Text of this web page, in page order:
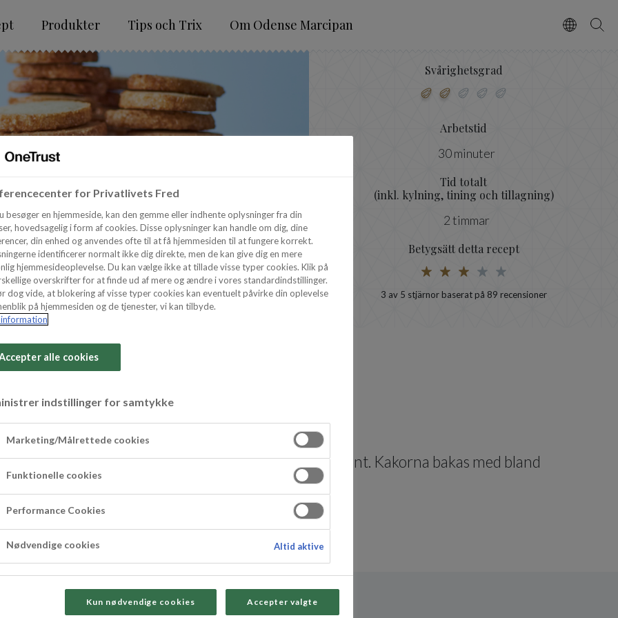
Produkter Tips och Trix Om Odense Marcipan VælgSøg
Svårighetsgrad
Arbetstid
30 minuter
Tid totalt
(inkl. kylning, tining och tillagning)
2 timmar
Betygsätt detta recept
3 av 5 stjärnor baserat på 89 recensioner
passar att baka och kan bjudas på, året runt. Kakorna bakas med bland
underbart!
for Privatlivets Fred
besøger en hjemmeside, kan den gemme eller indhente oplysninger fra din
hovedsagelig i form af cookies. Disse oplysninger kan handle om dig, dine
din enhed og anvendes ofte til at få hjemmesiden til at fungere korrekt.
identificerer normalt ikke dig direkte, men de kan give dig en mere
hjemmesideoplevelse. Du kan vælge ikke at tillade visse typer cookies. Klik på
overskrifter for at finde ud af mere og ændre i vores standardindstillinger.
dog vide, at blokering af visse typer cookies kan eventuelt påvirke din oplevelse
på hjemmesiden og de tjenester, vi kan tilbyde.
alle cookies
indstillinger for samtykke
Marketing/Målrettede cookies
Funktionelle cookies
Performance Cookies
Nødvendige cookies Altid aktive
Kun nødvendige cookies Accepter valgte